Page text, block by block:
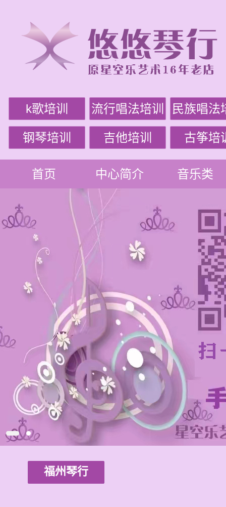
k歌培训 流行唱法培训 民族唱法
钢琴培训 吉他培训 古筝培
首页 中心简介 音乐类
福州琴行